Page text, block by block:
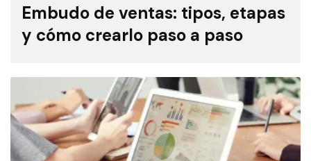
Embudo de ventas: tipos, etapas
y cómo crearlo paso a paso